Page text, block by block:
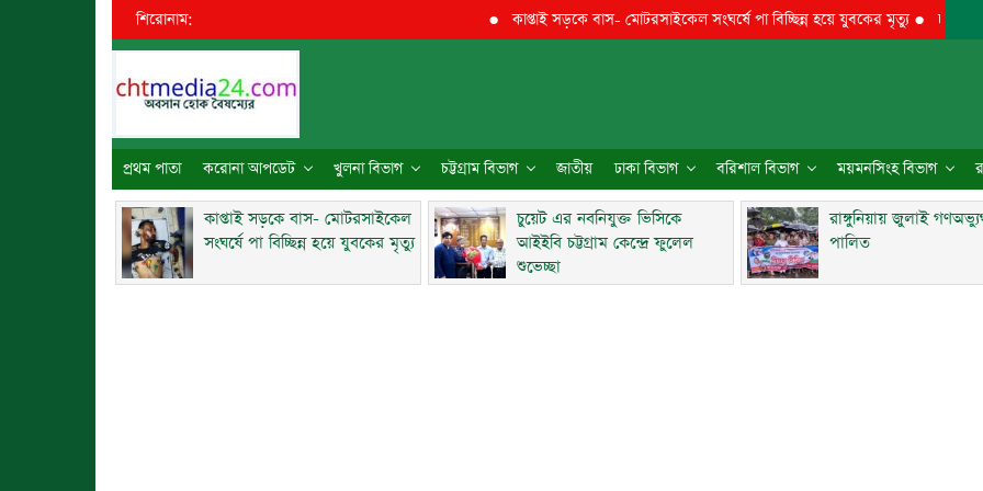
শিরোনাম: কাপ্তাই সড়কে বাস- মোটরসাইকেল সংঘর্ষে পা বিচ্ছিন্ন হয়ে যুবকের মৃত্যু●চুয়েট এর
প্রথম পাতা করোনা আপডেট খুলনা বিভাগ চট্টগ্রাম বিভাগ জাতীয় ঢাকা বিভাগ বরিশাল বিভাগ ময়মনসিংহ বিভাগ
কাপ্তাই সড়কে বাস- মোটরসাইকেল
সংঘর্ষে পা বিচ্ছিন্ন হয়ে যুবকের মৃত্যু
চুয়েট এর নবনিযুক্ত ভিসিকে
আইইবি চট্টগ্রাম কেন্দ্রে ফুলেল
শুভেচ্ছা
রাঙ্গুনিয়ায় জুলাই
পালিত